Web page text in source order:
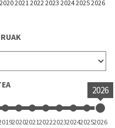
20202021 20222023202420252026
2026
2020202120222023202420252026